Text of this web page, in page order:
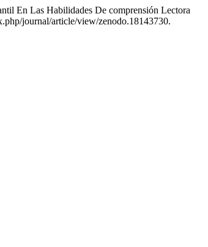
En Las Habilidades De comprensión Lectora
journal/article/view/zenodo.18143730.